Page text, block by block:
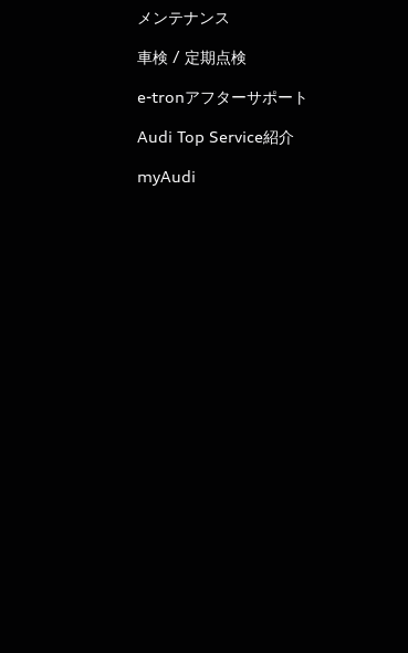
メンテナンス
車検 / 定期点検
e-tronアフターサポート
Audi Top Service紹介
myAudi